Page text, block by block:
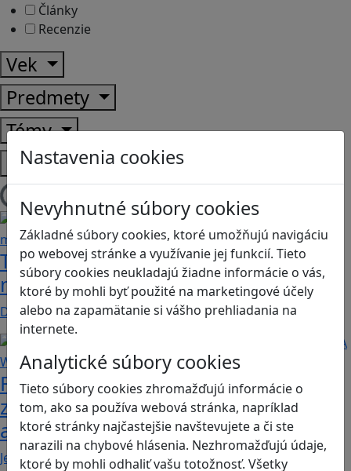
Nastavenia cookies
Nevyhnutné súbory cookies
Základné súbory cookies, ktoré umožňujú navigáciu
po webovej stránke a využívanie jej funkcií. Tieto
súbory cookies neukladajú žiadne informácie o vás,
ktoré by mohli byť použité na marketingové účely
alebo na zapamätanie si vášho prehliadania na
internete.
Analytické súbory cookies
Tieto súbory cookies zhromažďujú informácie o
tom, ako sa používa webová stránka, napríklad
ktoré stránky najčastejšie navštevujete a či ste
narazili na chybové hlásenia. Nezhromažďujú údaje,
ktoré by mohli odhaliť vašu totožnosť. Všetky
Články
Recenzie
Vek
Predmety
Témy
Platformy
Načítam blogy
Tick Tock: A Tale for Tw‪o je hra s
netradičnou mechanikou spolupráce
Dvaja hráči simultánne lúštia bizarné logické…
Fotografujte zvieratká, aby ste
zachránili ostrov v Alba: A Wildlife
adventure
Jednoduchá hra, vhodná pre kohokoľvek z rodiny,…